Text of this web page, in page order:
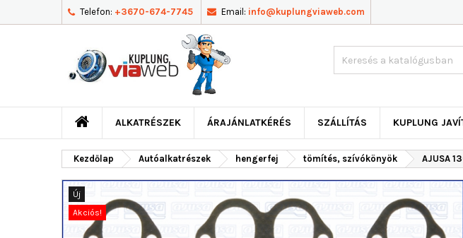
Telefon: +3670-674-7745 Email: info@kuplungviaweb.com
ALKATRÉSZEK ÁRAJÁNLATKÉRÉS SZÁLLÍTÁS KUPLUNG
Kezdőlap Autóalkatrészek hengerfej tömítés, szívókönyök AJUSA
Új
Akciós!